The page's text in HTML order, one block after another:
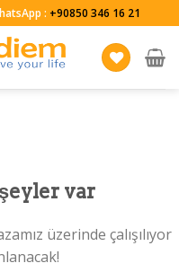
: +90850 346 16 21
var
üzerinde çalışılıyor